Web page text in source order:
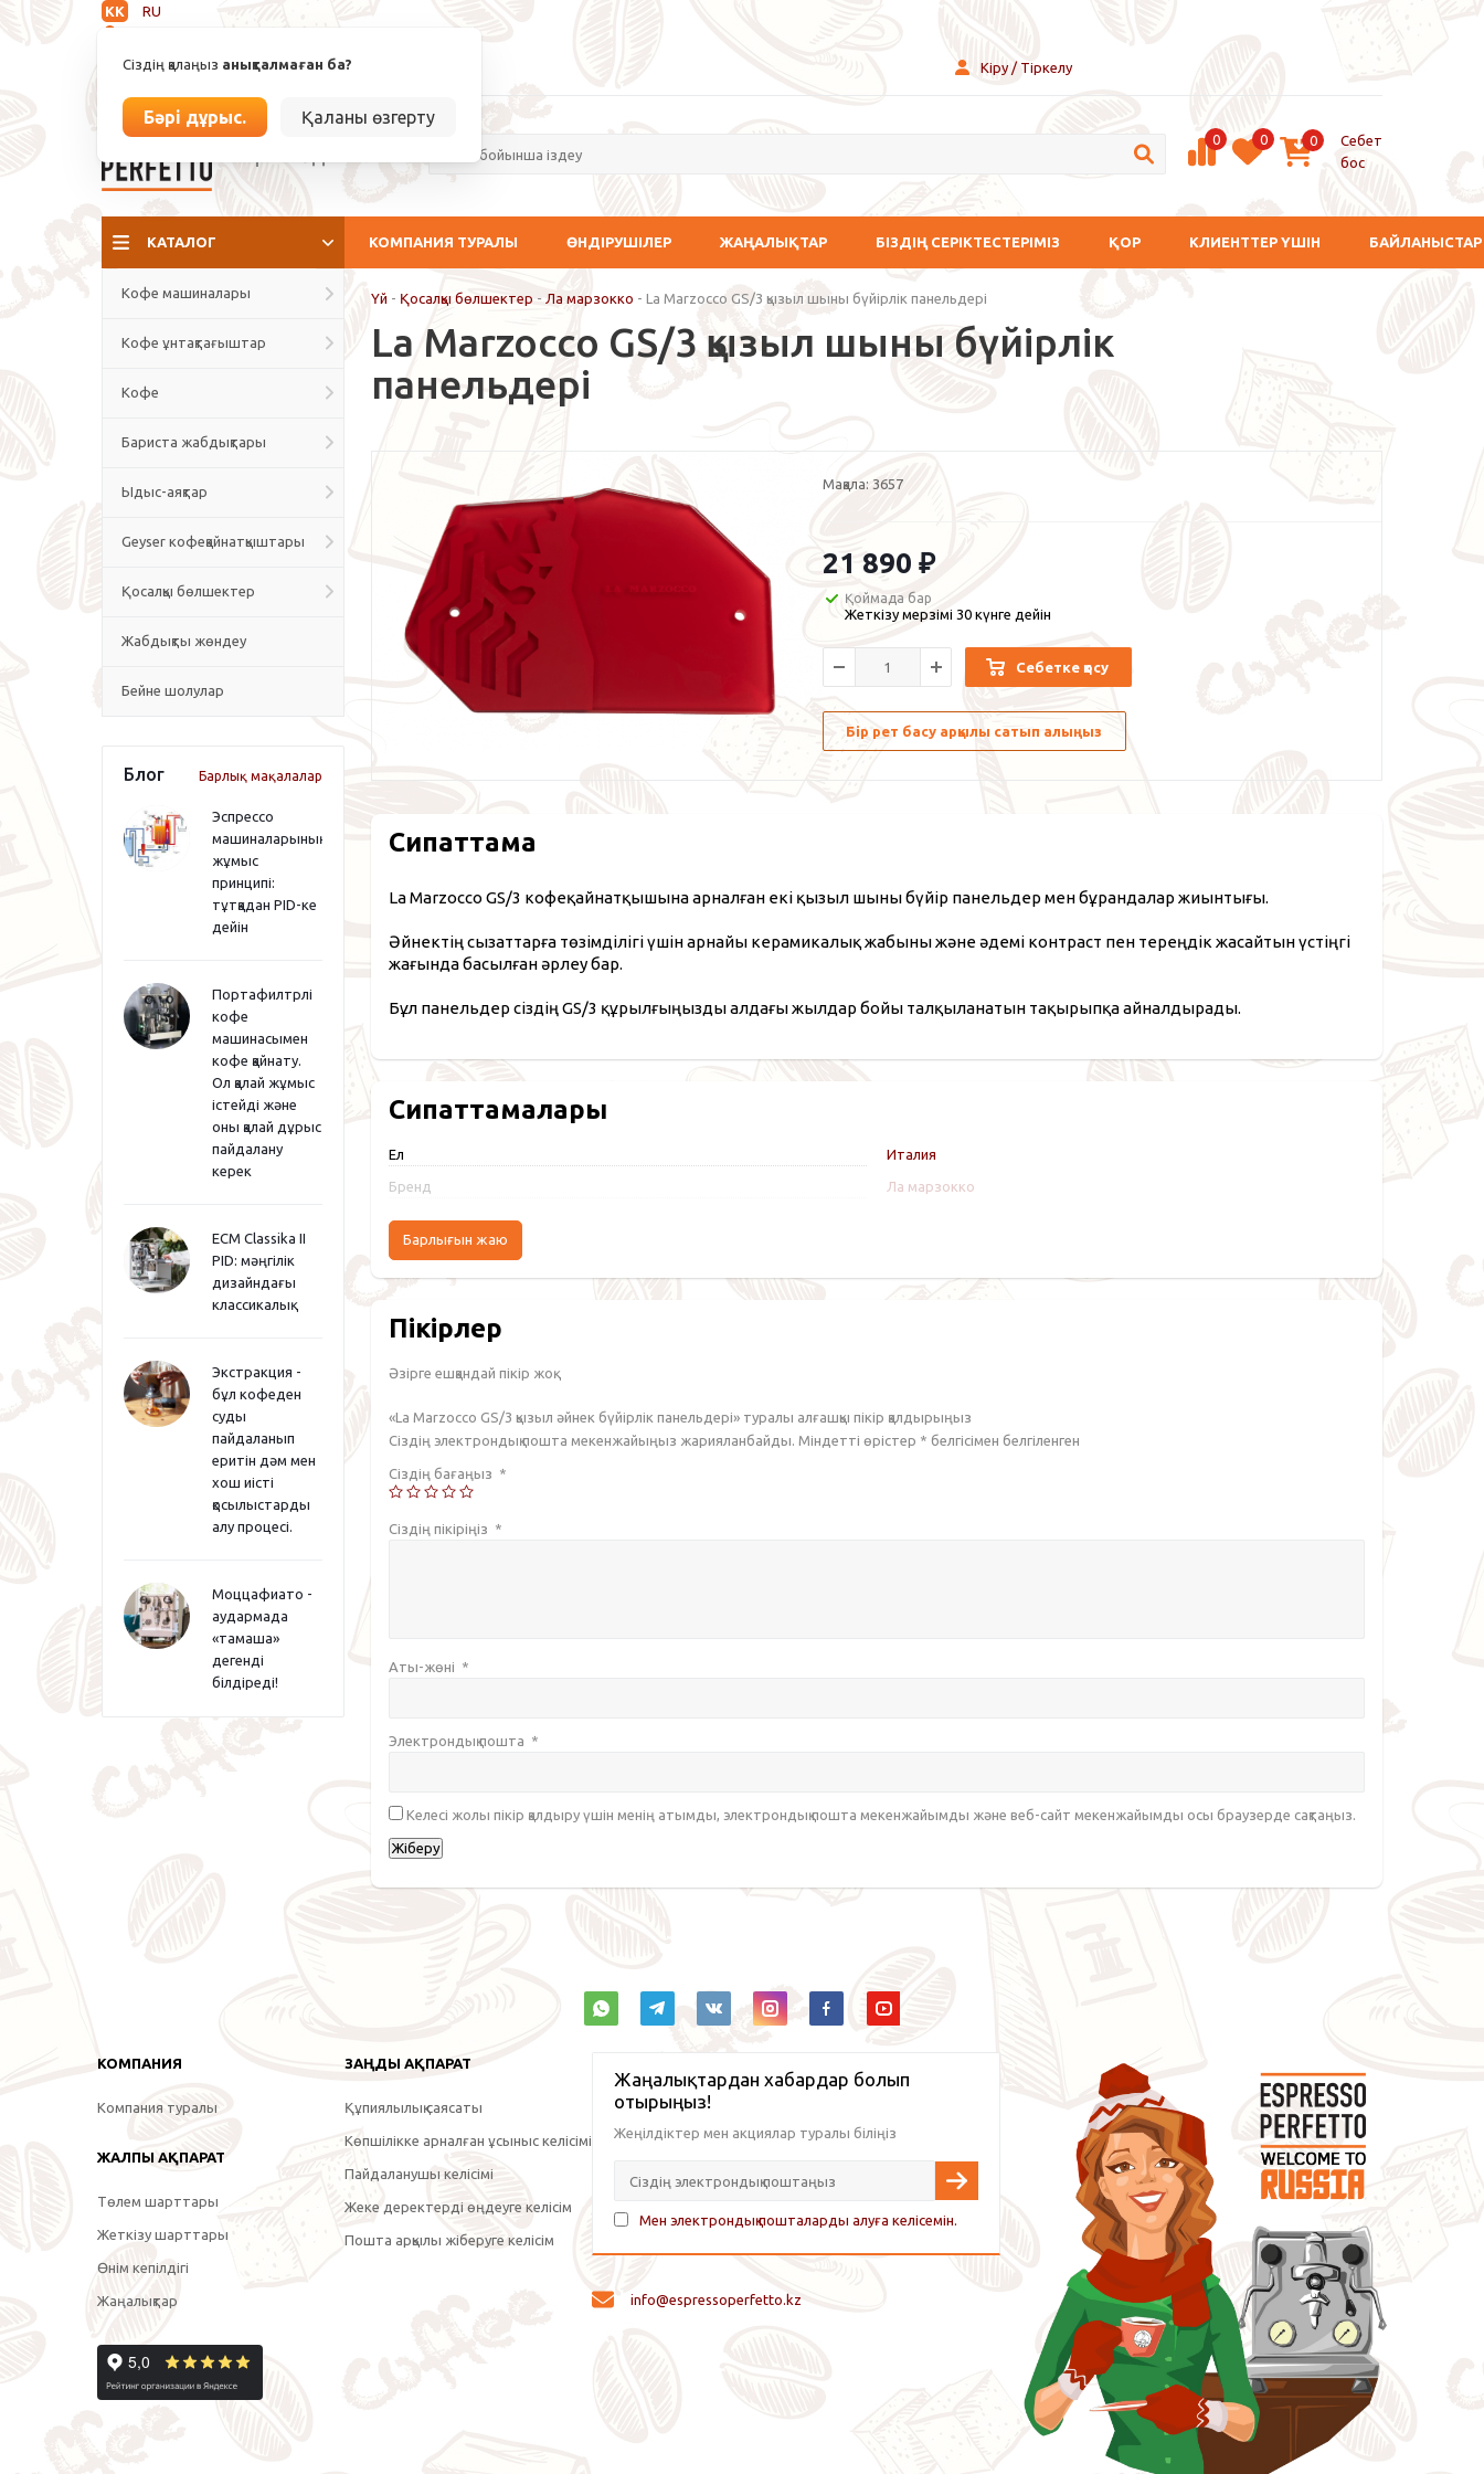
KK
RU
Сіздің қалаңыз анықталмаған ба?
Бәрі дұрыс. Қаланы өзгерту
info@espressoperfetto.kz Кіру / Тіркелу
0 0 0
Себет
бос
КАТАЛОГ КОМПАНИЯ ТУРАЛЫ ӨНДІРУШІЛЕР ЖАҢАЛЫҚТАР БІЗДІҢ СЕРІКТЕСТЕРІМІЗ ҚОР КЛИЕНТТЕР ҮШІН БАЙЛАНЫСТАР
Кофе машиналары
Кофе ұнтақтағыштар
Кофе
Бариста жабдықтары
Ыдыс-аяқтар
Geyser кофеқайнатқыштары
Қосалқы бөлшектер
Жабдықты жөндеу
Бейне шолулар
Блог Барлық мақалалар
Эспрессо
машиналарының
жұмыс
принципі:
тұтқадан PID-ке
дейін
Портафилтрлі
кофе
машинасымен
кофе қайнату.
Ол қалай жұмыс
істейді және
оны қалай дұрыс
пайдалану
керек
ECM Classika II
PID: мәңгілік
дизайндағы
классикалық
Экстракция -
бұл кофеден
суды
пайдаланып
еритін дәм мен
хош иісті
қосылыстарды
алу процесі.
Моццафиато -
аудармада
«тамаша»
дегенді
білдіреді!
Үй - Қосалқы бөлшектер - Ла марзокко - La Marzocco GS/3 қызыл шыны бүйірлік панельдері
La Marzocco GS/3 қызыл шыны бүйірлік
панельдері
Мақала: 3657
21 890 ₽
Қоймада бар
Жеткізу мерзімі 30 күнге дейін
Себетке қосу
Бір рет басу арқылы сатып алыңыз
Сипаттама
La Marzocco GS/3 кофеқайнатқышына арналған екі қызыл шыны бүйір панельдер мен бұрандалар жиынтығы.
Әйнектің сызаттарға төзімділігі үшін арнайы керамикалық жабыны және әдемі контраст пен тереңдік жасайтын үстіңгі
жағында басылған әрлеу бар.
Бұл панельдер сіздің GS/3 құрылғыңызды алдағы жылдар бойы талқыланатын тақырыпқа айналдырады.
Сипаттамалары
Ел Италия
Бренд Ла марзокко
Барлығын жаю
Пікірлер
Әзірге ешқандай пікір жоқ.
«La Marzocco GS/3 қызыл әйнек бүйірлік панельдері» туралы алғашқы пікір қалдырыңыз
Сіздің электрондық пошта мекенжайыңыз жарияланбайды. Міндетті өрістер * белгісімен белгіленген
Сіздің бағаңыз *
Сіздің пікіріңіз *
Аты-жөні *
Электрондық пошта *
Келесі жолы пікір қалдыру үшін менің атымды, электрондық пошта мекенжайымды және веб-сайт мекенжайымды осы браузерде сақтаңыз.
КОМПАНИЯ
Компания туралы
ЖАЛПЫ АҚПАРАТ
Төлем шарттары
Жеткізу шарттары
Өнім кепілдігі
Жаңалықтар
ЗАҢДЫ АҚПАРАТ
Құпиялылық саясаты
Көпшілікке арналған ұсыныс келісімі
Пайдаланушы келісімі
Жеке деректерді өңдеуге келісім
Пошта арқылы жіберуге келісім
Жаңалықтардан хабардар болып
отырыңыз!
Жеңілдіктер мен акциялар туралы біліңіз
Мен электрондық пошталарды алуға келісемін.
info@espressoperfetto.kz